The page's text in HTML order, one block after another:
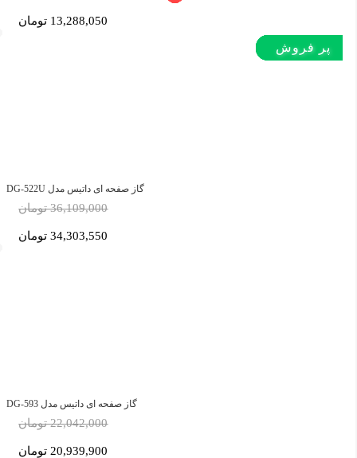
13,288,050 تومان
گاز صفحه ای داتیس مدل DG-522U
36,109,000 تومان
34,303,550 تومان
گاز صفحه ای داتیس مدل DG-593
22,042,000 تومان
20,939,900 تومان
پر فروش‌
پر بازدید
پر فروش‌
پر بازدید
پر فروش‌
پر بازدید
پر فروش‌
پر فروش‌